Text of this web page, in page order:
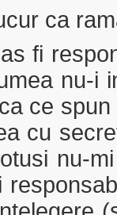
ca
fi
nu-i
ce
cu
nu-